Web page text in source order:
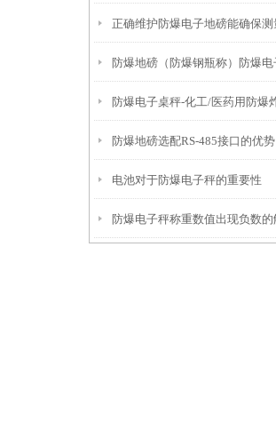
防爆地磅选配RS-485接口的优势
电池对于防爆电子秤的重要性